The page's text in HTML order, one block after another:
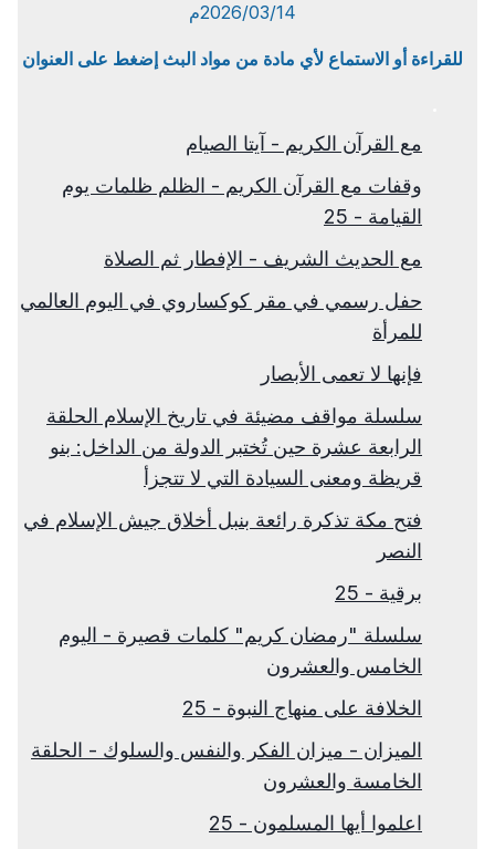
2026/03/14م
للقراءة أو الاستماع لأي مادة من مواد البث إضغط على العنوان
مع القرآن الكريم - آيتا الصيام
وقفات مع القرآن الكريم - الظلم ظلمات يوم
القيامة - 25
مع الحديث الشريف - الإفطار ثم الصلاة
حفل رسمي في مقر كوكساروي في اليوم العالمي
للمرأة
فإنها لا تعمى الأبصار
سلسلة مواقف مضيئة في تاريخ الإسلام الحلقة
الرابعة عشرة حين تُختبر الدولة من الداخل: بنو
قريظة ومعنى السيادة التي لا تتجزأ
فتح مكة تذكرة رائعة بنبل أخلاق جيش الإسلام في
النصر
برقية - 25
سلسلة "رمضان كريم" كلمات قصيرة - اليوم
الخامس والعشرون
الخلافة على منهاج النبوة - 25
الميزان - ميزان الفكر والنفس والسلوك - الحلقة
الخامسة والعشرون
اعلموا أيها المسلمون - 25